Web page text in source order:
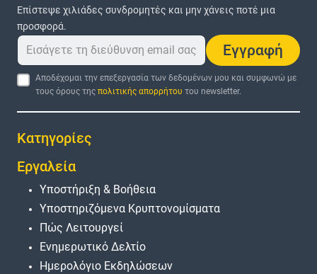
Επίστεψε χιλιάδες συνδρομητές και μην χάνεις ποτέ μια
προσφορά.
Εγγραφή
Αποδέχομαι την επεξεργασία των δεδομένων μου και συμφωνώ με
τους όρους τηςπολιτικής απορρήτου του newsletter.
Κατηγορίες
Εργαλεία
Υποστήριξη & Βοήθεια
Υποστηριζόμενα Κρυπτονομίσματα
Πώς Λειτουργεί
Ενημερωτικό Δελτίο
Ημερολόγιο Εκδηλώσεων